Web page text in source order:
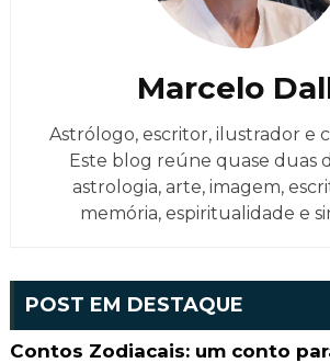
Marcelo
Astrólogo, escritor, ilustrador e
Este blog reúne quase duas
astrologia, arte, imagem,
memória, espiritualidade e
POST EM DESTAQUE
Contos Zodiacais: um conto